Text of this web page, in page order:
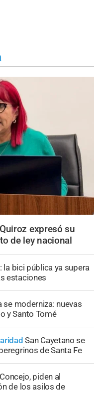
expresó su
de ley nacional
la bici pública ya supera
estaciones
se moderniza: nuevas
y Santo Tomé
San Cayetano se
de Santa Fe
piden al
de los asilos de